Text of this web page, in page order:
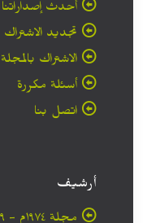
أحدث إصداراتنا
تجديد الاشتراك
الاشتراك بالمجلة
أسئلة مكررة
اتصل بنا
أرشيف